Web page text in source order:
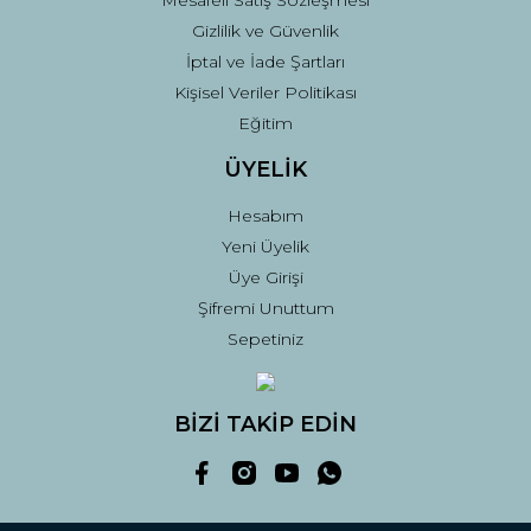
Gizlilik ve Güvenlik
İptal ve İade Şartları
Kişisel Veriler Politikası
Eğitim
ÜYELİK
Hesabım
Yeni Üyelik
Üye Girişi
Şifremi Unuttum
Sepetiniz
BİZİ TAKİP EDİN